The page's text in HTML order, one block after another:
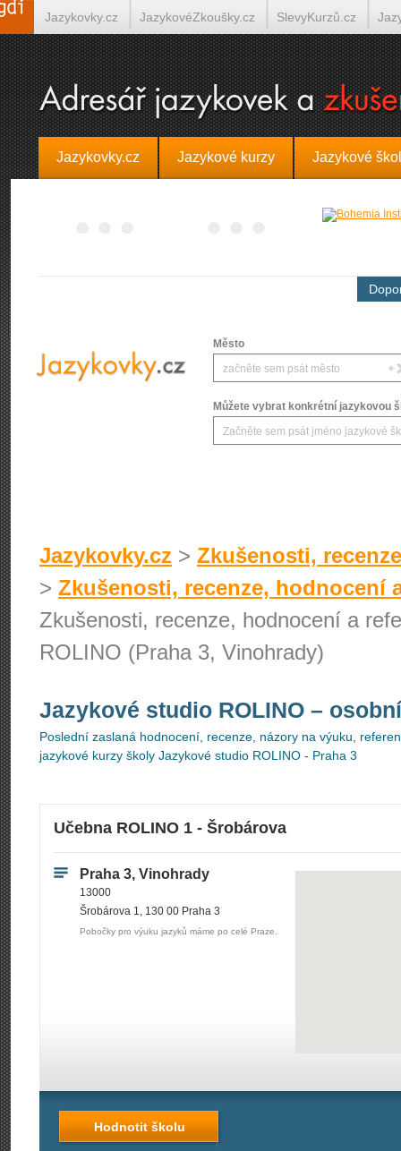
Jazykovky.cz Jazykové kurzy Jazykové
Město
Můžete vybrat konkrétní jazykovou
Jazykovky.cz > Zkušenosti,
> Zkušenosti, recenze, hodnocení
Zkušenosti, recenze, hodnocení a
ROLINO (Praha 3, Vinohrady)
Jazykové studio ROLINO –
Poslední zaslaná hodnocení, recenze, názory na výuku,
jazykové kurzy školy Jazykové studio ROLINO - Praha 3
Učebna ROLINO 1 - Šrobárova
Praha 3, Vinohrady
13000
Šrobárova 1, 130 00 Praha 3
Pobočky pro výuku jazyků máme po celé Praze.
Hodnotit školu
Jazykovky.cz JazykovéZkoušky.cz SlevyKurzů.cz
Španělština on-line Italština on-line Tlumočení-